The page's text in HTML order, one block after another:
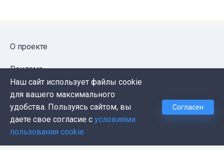
О проекте
Реклама
Публичная оферта
Политика конфиденциальности
Контакты
Наш сайт использует файлы cookie
для вашего максимального
удобства. Пользуясь сайтом, вы
даете свое согласие с условиями
пользования cookie
Согласен